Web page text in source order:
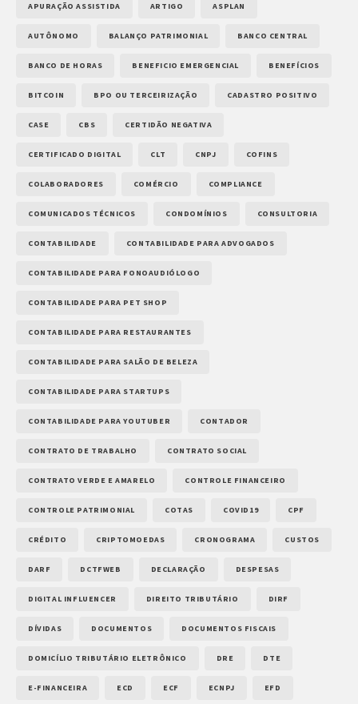
APURAÇÃO ASSISTIDA ARTIGO ASPLAN
AUTÔNOMO BALANÇO PATRIMONIAL BANCO CENTRAL
BANCO DE HORAS BENEFICIO EMERGENCIAL BENEFÍCIOS
BITCOIN BPO OU TERCEIRIZAÇÃO CADASTRO POSITIVO
CASE CBS CERTIDÃO NEGATIVA
CERTIFICADO DIGITAL CLT CNPJ COFINS
COLABORADORES COMÉRCIO COMPLIANCE
COMUNICADOS TÉCNICOS CONDOMÍNIOS CONSULTORIA
CONTABILIDADE CONTABILIDADE PARA ADVOGADOS
CONTABILIDADE PARA FONOAUDIÓLOGO
CONTABILIDADE PARA PET SHOP
CONTABILIDADE PARA RESTAURANTES
CONTABILIDADE PARA SALÃO DE BELEZA
CONTABILIDADE PARA STARTUPS
CONTABILIDADE PARA YOUTUBER CONTADOR
CONTRATO DE TRABALHO CONTRATO SOCIAL
CONTRATO VERDE E AMARELO CONTROLE FINANCEIRO
CONTROLE PATRIMONIAL COTAS COVID19 CPF
CRÉDITO CRIPTOMOEDAS CRONOGRAMA CUSTOS
DARF DCTFWEB DECLARAÇÃO DESPESAS
DIGITAL INFLUENCER DIREITO TRIBUTÁRIO DIRF
DÍVIDAS DOCUMENTOS DOCUMENTOS FISCAIS
DOMICÍLIO TRIBUTÁRIO ELETRÔNICO DRE DTE
E-FINANCEIRA ECD ECF ECNPJ EFD